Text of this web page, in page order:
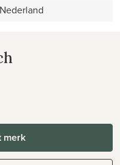
Nederland
merk